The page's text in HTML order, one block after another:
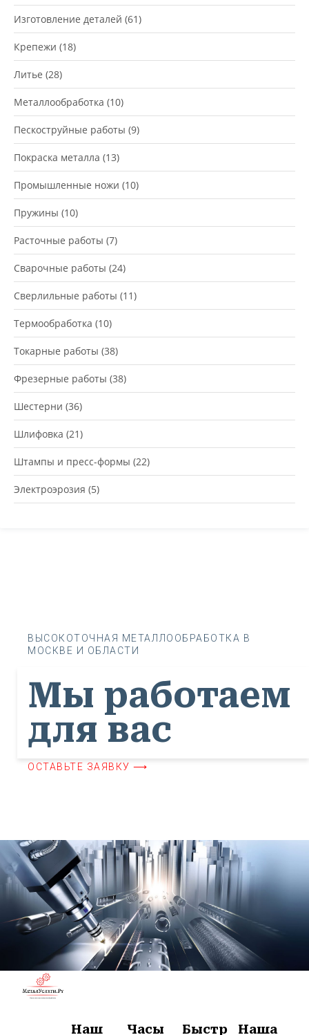
Изготовление деталей (61)
Крепежи (18)
Литье (28)
Металлообработка (10)
Пескоструйные работы (9)
Покраска металла (13)
Промышленные ножи (10)
Пружины (10)
Расточные работы (7)
Сварочные работы (24)
Сверлильные работы (11)
Термообработка (10)
Токарные работы (38)
Фрезерные работы (38)
Шестерни (36)
Шлифовка (21)
Штампы и пресс-формы (22)
Электроэрозия (5)
ВЫСОКОТОЧНАЯ МЕТАЛЛООБРАБОТКА В
МОСКВЕ И ОБЛАСТИ
Мы работаем
для вас
ОСТАВЬТЕ ЗАЯВКУ ⟶
Наш
Часы
Быстр
Наша